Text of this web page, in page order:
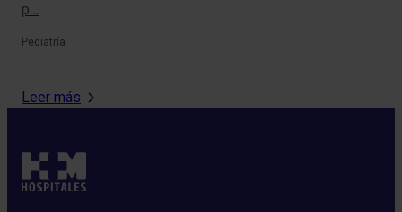
p…
Pediatría
Leer más